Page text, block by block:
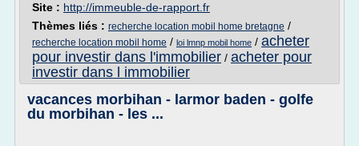
Site : http://immeuble-de-rapport.fr
Thèmes liés : recherche location mobil home bretagne /
recherche location mobil home / loi lmnp mobil home / acheter
pour investir dans l'immobilier / acheter pour
investir dans l immobilier
vacances morbihan - larmor baden - golfe
du morbihan - les ...